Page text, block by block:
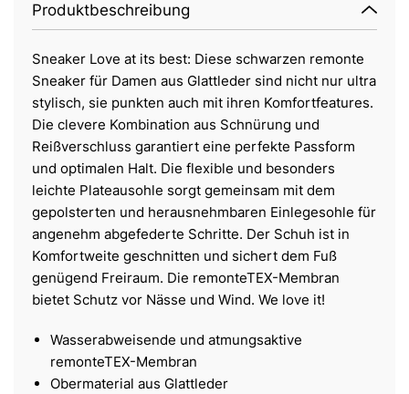
Produktbeschreibung
Sneaker Love at its best: Diese schwarzen remonte
Sneaker für Damen aus Glattleder sind nicht nur ultra
stylisch, sie punkten auch mit ihren Komfortfeatures.
Die clevere Kombination aus Schnürung und
Reißverschluss garantiert eine perfekte Passform
und optimalen Halt. Die flexible und besonders
leichte Plateausohle sorgt gemeinsam mit dem
gepolsterten und herausnehmbaren Einlegesohle für
angenehm abgefederte Schritte. Der Schuh ist in
Komfortweite geschnitten und sichert dem Fuß
genügend Freiraum. Die remonteTEX-Membran
bietet Schutz vor Nässe und Wind. We love it!
Wasserabweisende und atmungsaktive
remonteTEX-Membran
Obermaterial aus Glattleder